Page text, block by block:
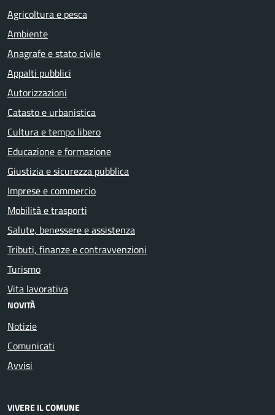
Agricoltura e pesca
Ambiente
Anagrafe e stato civile
Appalti pubblici
Autorizzazioni
Catasto e urbanistica
Cultura e tempo libero
Educazione e formazione
Giustizia e sicurezza pubblica
Imprese e commercio
Mobilità e trasporti
Salute, benessere e assistenza
Tributi, finanze e contravvenzioni
Turismo
Vita lavorativa
NOVITÀ
Notizie
Comunicati
Avvisi
VIVERE IL COMUNE